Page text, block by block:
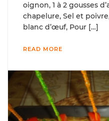
oignon, 1 à 2 gousses
chapelure, Sel et
blanc d’œuf, Pour […]
READ MORE